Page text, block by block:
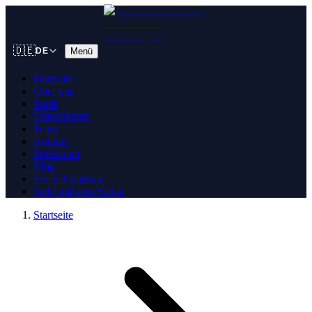
🇩🇪DE Menü
Startseite
Über uns
Tools
Unterstützen
Team
Kontakt
Sponsoren
Blog
Freies Palästina
Steht mit dem Sudan
Startseite